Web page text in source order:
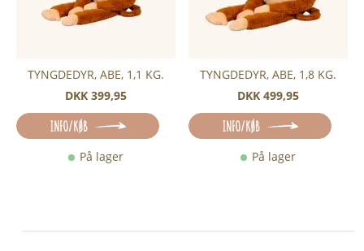
TYNGDEDYR, ABE, 1,1 KG.
DKK 399,95
INFO/KØB
På lager
TYNGDEDYR, ABE, 1,8 KG.
DKK 499,95
INFO/KØB
På lager